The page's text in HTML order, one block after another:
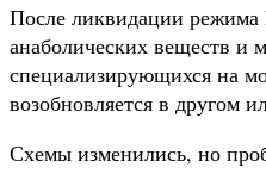
После ликвидации режима
анаболических веществ и
специализирующихся на
возобновляется в другом
Схемы изменились, но